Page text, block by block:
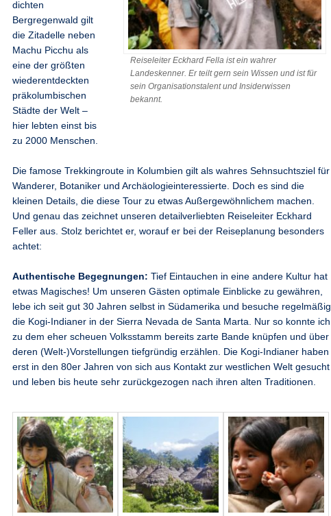
Reiseleiter Eckhard Fella ist ein wahrer
Landeskenner. Er teilt gern sein Wissen und ist für
sein Organisationstalent und Insiderwissen
bekannt.
dichten
Bergregenwald gilt
die Zitadelle neben
Machu Picchu als
eine der größten
wiederentdeckten
präkolumbischen
Städte der Welt –
hier lebten einst bis
zu 2000 Menschen.
Die famose Trekkingroute in Kolumbien gilt als wahres Sehnsuchtsziel für
Wanderer, Botaniker und Archäologieinteressierte. Doch es sind die
kleinen Details, die diese Tour zu etwas Außergewöhnlichem machen.
Und genau das zeichnet unseren detailverliebten Reiseleiter Eckhard
Feller aus. Stolz berichtet er, worauf er bei der Reiseplanung besonders
achtet:
Authentische Begegnungen: Tief Eintauchen in eine andere Kultur hat
etwas Magisches! Um unseren Gästen optimale Einblicke zu gewähren,
lebe ich seit gut 30 Jahren selbst in Südamerika und besuche regelmäßig
die Kogi-Indianer in der Sierra Nevada de Santa Marta. Nur so konnte ich
zu dem eher scheuen Volksstamm bereits zarte Bande knüpfen und über
deren (Welt-)Vorstellungen tiefgründig erzählen. Die Kogi-Indianer haben
erst in den 80er Jahren von sich aus Kontakt zur westlichen Welt gesucht
und leben bis heute sehr zurückgezogen nach ihren alten Traditionen.